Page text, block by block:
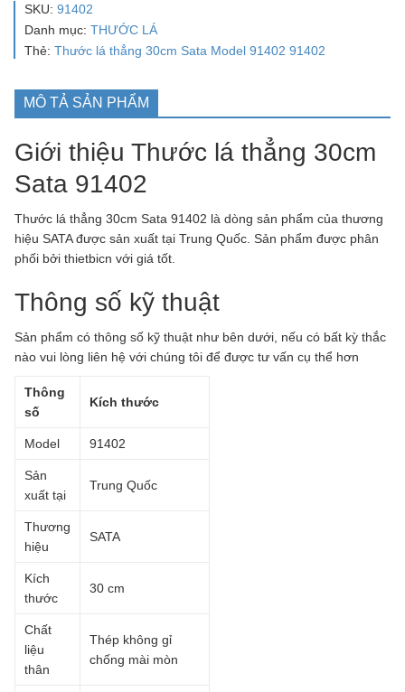
SKU: 91402
Danh mục: THƯỚC LÁ
Thẻ: Thước lá thẳng 30cm Sata Model 91402 91402
MÔ TẢ SẢN PHẨM
Giới thiệu Thước lá thẳng 30cm
Sata 91402
Thước lá thẳng 30cm Sata 91402 là dòng sản phẩm của thương
hiệu SATA được sản xuất tại Trung Quốc. Sản phẩm được phân
phối bởi thietbicn với giá tốt.
Thông số kỹ thuật
Sản phẩm có thông số kỹ thuật như bên dưới, nếu có bất kỳ thắc
nào vui lòng liên hệ với chúng tôi để được tư vấn cụ thể hơn
Thông
số
Kích thước
Model 91402
Sản
xuất tại
Trung Quốc
Thương
hiệu
SATA
Kích
thước
30 cm
Chất
liệu
thân
Thép không gỉ
chống mài mòn